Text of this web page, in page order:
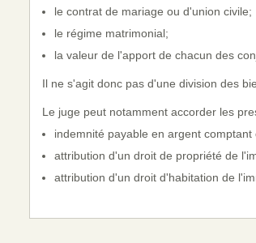
le contrat de mariage ou d'union civile;
le régime matrimonial;
la valeur de l'apport de chacun des
Il ne s'agit donc pas d'une division des
Le juge peut notamment accorder les
indemnité payable en argent
attribution d'un droit de propriété de
attribution d'un droit d'habitation de